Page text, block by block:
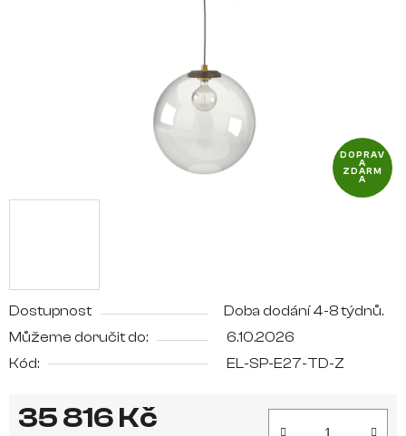
Dostupnost
Doba dodání 4-8 týdnů.
Můžeme doručit do:
6.10.2026
Kód:
EL-SP-E27-TD-Z
35 816 Kč
DOPRAV
A
ZDARM
A